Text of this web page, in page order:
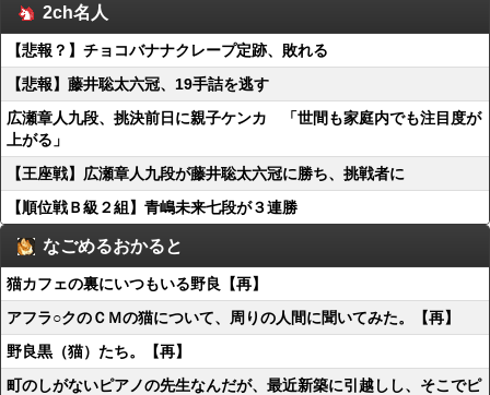
2ch名人
【悲報？】チョコバナナクレープ定跡、敗れる
【悲報】藤井聡太六冠、19手詰を逃す
広瀬章人九段、挑決前日に親子ケンカ 「世間も家庭内でも注目度が
上がる」
【王座戦】広瀬章人九段が藤井聡太六冠に勝ち、挑戦者に
【順位戦Ｂ級２組】青嶋未来七段が３連勝
なごめるおかると
猫カフェの裏にいつもいる野良【再】
アフラ○クのＣＭの猫について、周りの人間に聞いてみた。【再】
野良黒（猫）たち。【再】
町のしがないピアノの先生なんだが、最近新築に引越しし、そこでピ